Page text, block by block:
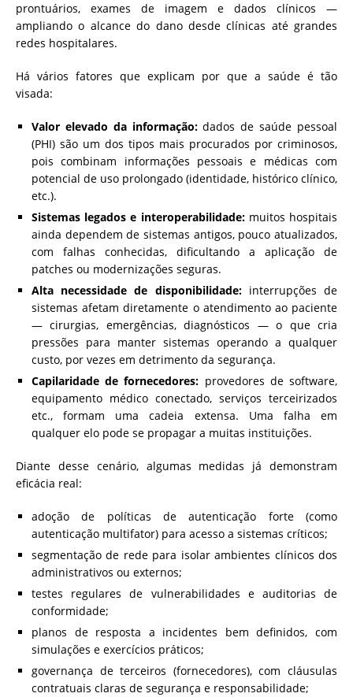
prontuários, exames de imagem e dados clínicos —
ampliando o alcance do dano desde clínicas até grandes
redes hospitalares.
Há vários fatores que explicam por que a saúde é tão
visada:
Valor elevado da informação:dados de saúde pessoal
(PHI) são um dos tipos mais procurados por criminosos,
pois combinam informações pessoais e médicas com
potencial de uso prolongado (identidade, histórico clínico,
etc.).
Sistemas legados e interoperabilidade:muitos hospitais
ainda dependem de sistemas antigos, pouco atualizados,
com falhas conhecidas, dificultando a aplicação de
patches ou modernizações seguras.
Alta necessidade de disponibilidade:interrupções de
sistemas afetam diretamente o atendimento ao paciente
— cirurgias, emergências, diagnósticos — o que cria
pressões para manter sistemas operando a qualquer
custo, por vezes em detrimento da segurança.
Capilaridade de fornecedores: provedores de software,
equipamento médico conectado, serviços terceirizados
etc., formam uma cadeia extensa. Uma falha em
qualquer elo pode se propagar a muitas instituições.
Diante desse cenário, algumas medidas já demonstram
eficácia real:
adoção de políticas de autenticação forte (como
autenticação multifator) para acesso a sistemas críticos;
segmentação de rede para isolar ambientes clínicos dos
administrativos ou externos;
testes regulares de vulnerabilidades e auditorias de
conformidade;
planos de resposta a incidentes bem definidos, com
simulações e exercícios práticos;
governança de terceiros (fornecedores), com cláusulas
contratuais claras de segurança e responsabilidade;